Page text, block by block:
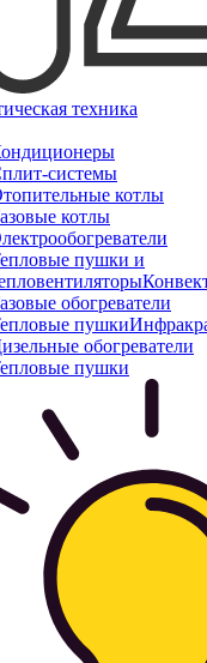
техника
системы
котлы
котлы
пушки и
обогреватели
пушки
обогреватели
пушки